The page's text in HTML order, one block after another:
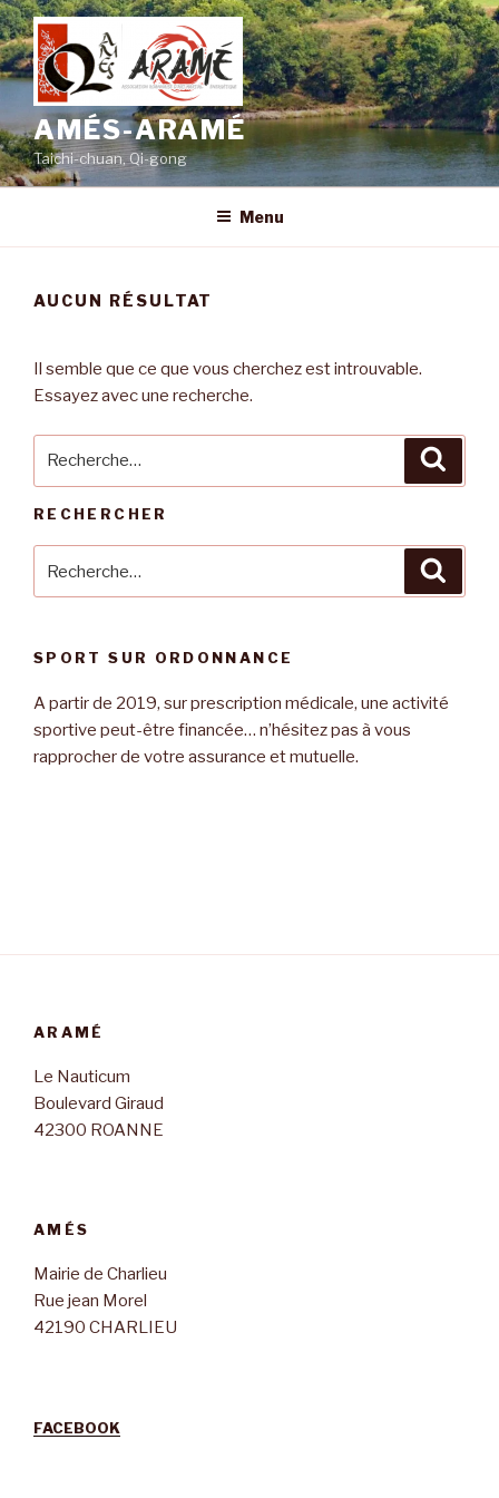
Aller
au
contenu
principal
AMÉS-ARAMÉ
Taichi-chuan, Qi-gong
Menu
AUCUN RÉSULTAT
Il semble que ce que vous cherchez est introuvable.
Essayez avec une recherche.
RECHERCHER
pour
SPORT SUR ORDONNANCE
A partir de 2019, sur prescription médicale, une activité
sportive peut-être financée… n’hésitez pas à vous
rapprocher de votre assurance et mutuelle.
ARAMÉ
Le Nauticum
Boulevard Giraud
42300 ROANNE
AMÉS
Mairie de Charlieu
Rue jean Morel
42190 CHARLIEU
FACEBOOK